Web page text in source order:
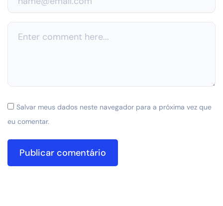
Salvar meus dados neste navegador para a próxima vez que
eu comentar.